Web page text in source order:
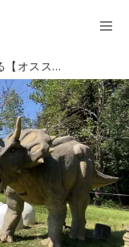
静岡県 浜松にある【オススメ恐竜スポット】をご紹介！